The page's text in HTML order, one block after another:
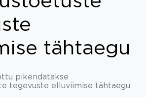
tähtaegu
pikendatakse
tegevuste elluviimise tähtaegu